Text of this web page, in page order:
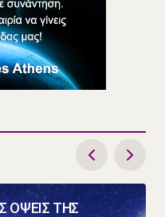
ΟΨΕΙΣ ΤΗΣ